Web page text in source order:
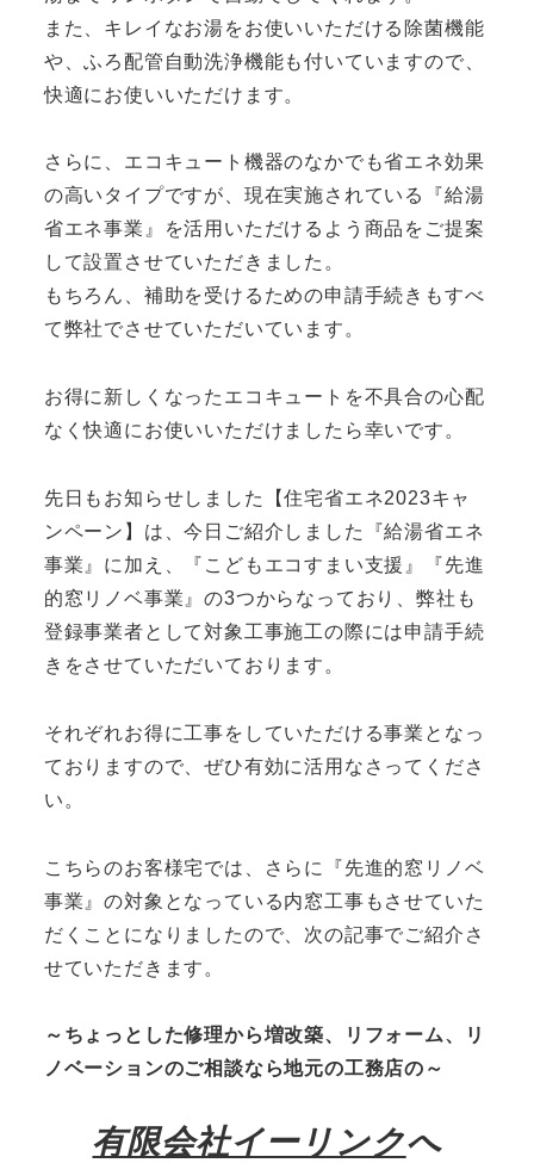
また、キレイなお湯をお使いいただける除菌機能
や、ふろ配管自動洗浄機能も付いていますので、
快適にお使いいただけます。
さらに、エコキュート機器のなかでも省エネ効果
の高いタイプですが、現在実施されている『給湯
省エネ事業』を活用いただけるよう商品をご提案
して設置させていただきました。
もちろん、補助を受けるための申請手続きもすべ
て弊社でさせていただいています。
お得に新しくなったエコキュートを不具合の心配
なく快適にお使いいただけましたら幸いです。
先日もお知らせしました【住宅省エネ2023キャ
ンペーン】は、今日ご紹介しました『給湯省エネ
事業』に加え、『こどもエコすまい支援』『先進
的窓リノベ事業』の3つからなっており、弊社も
登録事業者として対象工事施工の際には申請手続
きをさせていただいております。
それぞれお得に工事をしていただける事業となっ
ておりますので、ぜひ有効に活用なさってくださ
い。
こちらのお客様宅では、さらに『先進的窓リノベ
事業』の対象となっている内窓工事もさせていた
だくことになりましたので、次の記事でご紹介さ
せていただきます。
～ちょっとした修理から増改築、リフォーム、リ
ノベーションのご相談なら地元の工務店の～
有限会社イーリンクへ